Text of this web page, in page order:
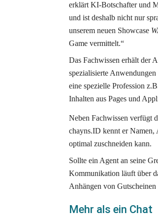
erklärt KI-Botschafter und
und ist deshalb nicht nur
unserem neuen Showcase
Game vermittelt.“
Das Fachwissen erhält der
spezialisierte
eine spezielle Profession
Inhalten aus Pages und
Neben Fachwissen verfügt
chayns.ID kennt er Namen,
optimal zuschneiden kann.
Sollte ein Agent an seine
Kommunikation läuft über
Anhängen von Gutscheinen
Mehr als ein Chat